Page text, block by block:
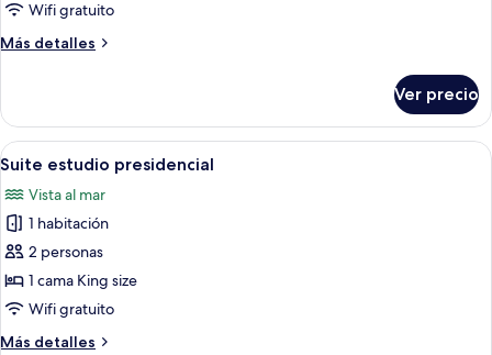
habitación
Wifi gratuito
Más detalles
Más
Confort,
habitación
Ver precio
Abrir
todas
las
fotos
de
Suite
estudio
Una cama con dosel y cuatro
8
Suite estudio presidencial
Vista al mar
1 habitación
2 personas
1 cama King size
Wifi gratuito
Más detalles
Más